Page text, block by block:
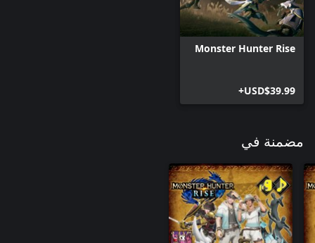
Monster Hunter Rise
USD$39.99+
مضمنة في